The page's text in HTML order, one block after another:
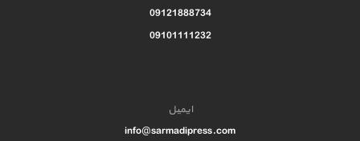
09121888734
09101111232
ایمیل
info@sarmadipress.com